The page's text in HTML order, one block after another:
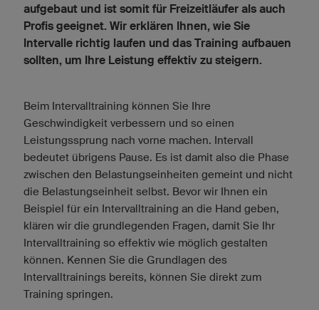
aufgebaut und ist somit für Freizeitläufer als auch
Profis geeignet. Wir erklären Ihnen, wie Sie
Intervalle richtig laufen und das Training aufbauen
sollten, um Ihre Leistung effektiv zu steigern.
Beim Intervalltraining können Sie Ihre
Geschwindigkeit verbessern und so einen
Leistungssprung nach vorne machen. Intervall
bedeutet übrigens Pause. Es ist damit also die Phase
zwischen den Belastungseinheiten gemeint und nicht
die Belastungseinheit selbst. Bevor wir Ihnen ein
Beispiel für ein Intervalltraining an die Hand geben,
klären wir die grundlegenden Fragen, damit Sie Ihr
Intervalltraining so effektiv wie möglich gestalten
können. Kennen Sie die Grundlagen des
Intervalltrainings bereits, können Sie direkt zum
Training springen.